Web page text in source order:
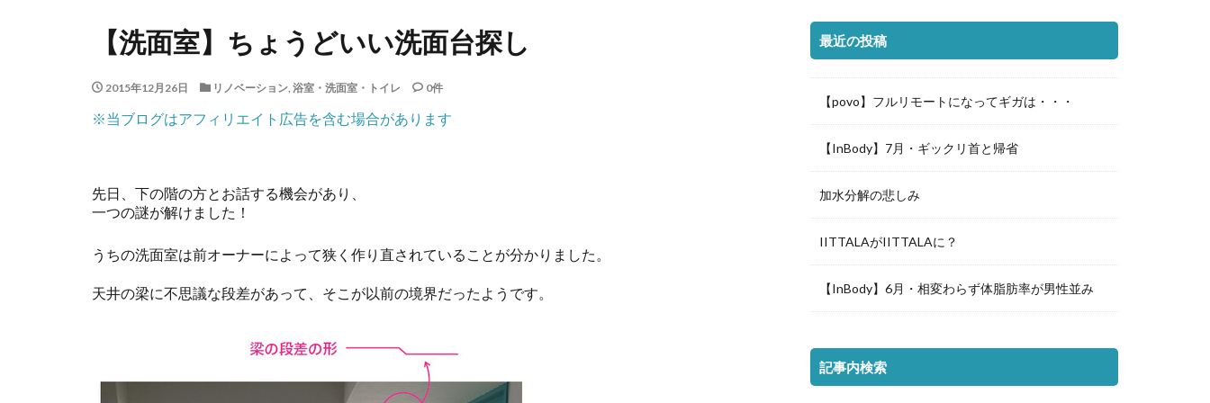
【洗面室】ちょうどいい洗面台探し
2015年12月26日 リノベーション, 浴室・洗面室・トイレ 0件
※当ブログはアフィリエイト広告を含む場合があります
先日、下の階の方とお話する機会があり、
一つの謎が解けました！
うちの洗面室は前オーナーによって狭く作り直されていることが分かりました。
天井の梁に不思議な段差があって、そこが以前の境界だったようです。
最近の投稿
【povo】フルリモートになってギガは・・・
【InBody】7月・ギックリ首と帰省
加水分解の悲しみ
IITTALAがIITTALAに？
【InBody】6月・相変わらず体脂肪率が男性並み
記事内検索